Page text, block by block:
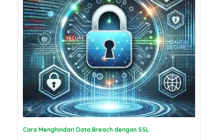
Cara Menghindari Data Breach dengan SSL